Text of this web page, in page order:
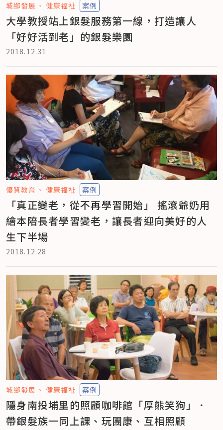
城鄉發展 健康福祉 案例
大學教授站上銀髮服務第一線，打造讓人
「好好活到老」的銀髮樂園
2018.12.31
優質教育 健康福祉 案例
「真正變老，從不再學習開始」 搖滾爺奶用
繪本陪長者學習變老，讓長者迎向美好的人
生下半場
2018.12.28
城鄉發展 健康福祉 案例
隱身南投埔里的照顧咖啡館「厚熊笑狗」．
帶銀髮族一同上課、玩團康、互相照顧